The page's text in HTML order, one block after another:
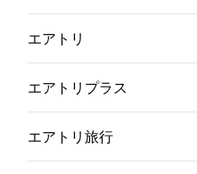
エアトリ
エアトリプラス
エアトリ旅行